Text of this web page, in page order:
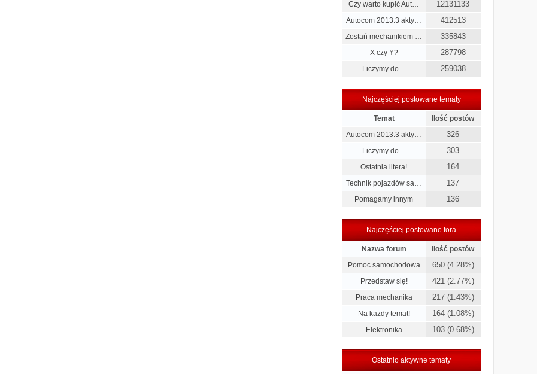
Czy warto kupić Aut…
12131133
Autocom 2013.3 akty… 412513
Zostań mechanikiem … 335843
X czy Y? 287798
Liczymy do.... 259038
Najczęściej postowane tematy
Temat
Ilość postów
Autocom 2013.3 akty…
326
Liczymy do.... 303
Ostatnia litera! 164
Technik pojazdów sa… 137
Pomagamy innym 136
Najczęściej postowane fora
Nazwa forum
Ilość postów
Pomoc samochodowa
650 (4.28%)
Przedstaw się! 421 (2.77%)
Praca mechanika 217 (1.43%)
Na każdy temat! 164 (1.08%)
Elektronika 103 (0.68%)
Ostatnio aktywne tematy